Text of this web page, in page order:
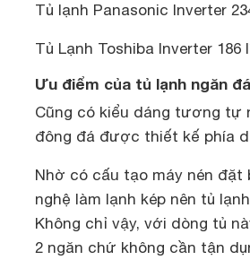
Tủ lạnh Panasonic Inverter
Tủ Lạnh Toshiba Inverter
Ưu điểm của tủ lạnh ngăn
Cũng có kiểu dáng tương tự
đông đá được thiết kế phía
Nhờ có cấu tạo máy nén
nghệ làm lạnh kép nên tủ
Không chỉ vậy, với dòng tủ
2 ngăn chứ không cần tận